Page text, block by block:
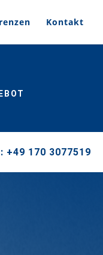
Kontakt
+49 170 3077519